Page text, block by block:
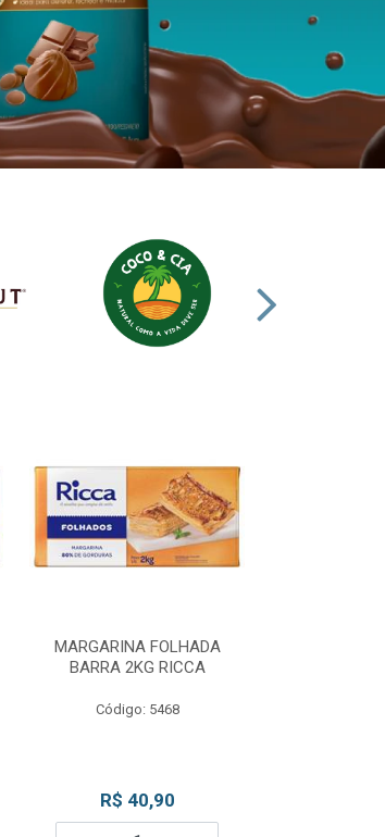
MARGARINA FOLHADA
BARRA 2KG RICCA
Código: 5468
R$ 40,90